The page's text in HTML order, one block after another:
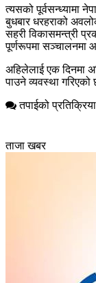
त्यसको पूर्वसन्ध्यामा
बुधबार धरहराको
सहरी विकासमन्त्री
पूर्णरूपमा सञ्चालनमा
अहिलेलाई एक दिनमा
पाउने व्यवस्था गरिएको
तपाईको
ताजा खबर